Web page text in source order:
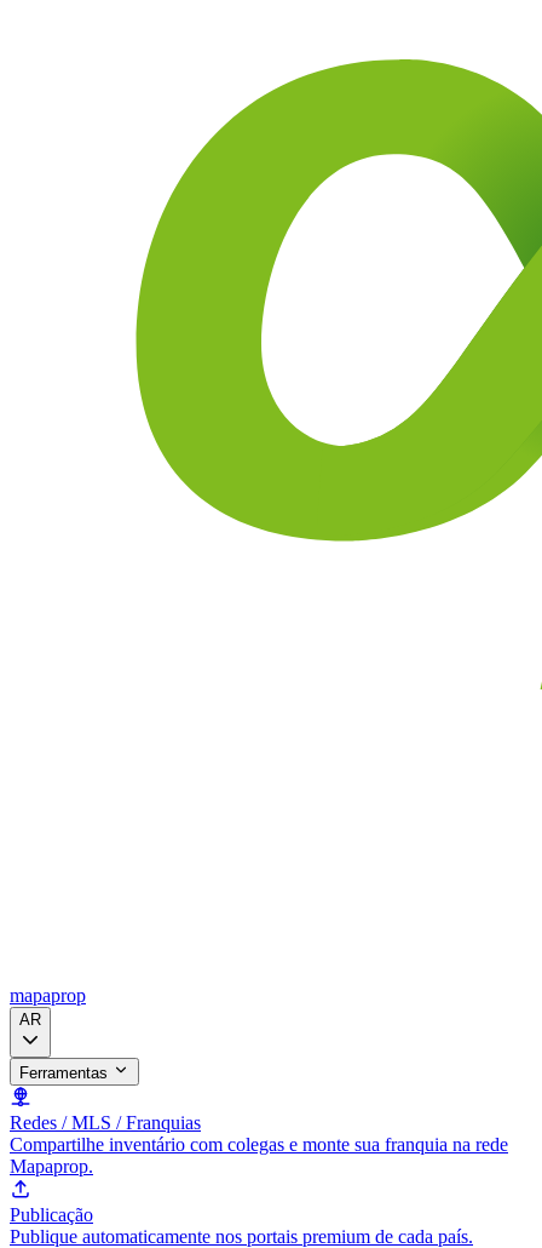
mapaprop
AR
Ferramentas
Redes / MLS / Franquias
Compartilhe inventário com colegas e monte sua franquia na rede
Mapaprop.
Publicação
Publique automaticamente nos portais premium de cada país.